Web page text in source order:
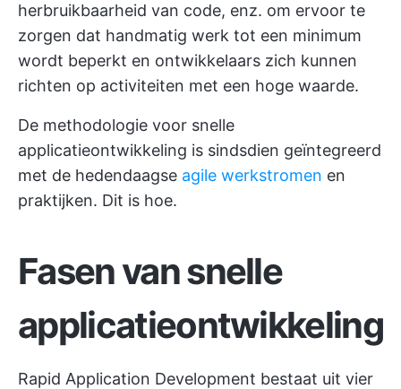
herbruikbaarheid van code, enz. om ervoor te
zorgen dat handmatig werk tot een minimum
wordt beperkt en ontwikkelaars zich kunnen
richten op activiteiten met een hoge waarde.
De methodologie voor snelle
applicatieontwikkeling is sindsdien geïntegreerd
met de hedendaagse agile werkstromen en
praktijken. Dit is hoe.
Fasen van snelle
applicatieontwikkeling
Rapid Application Development bestaat uit vier